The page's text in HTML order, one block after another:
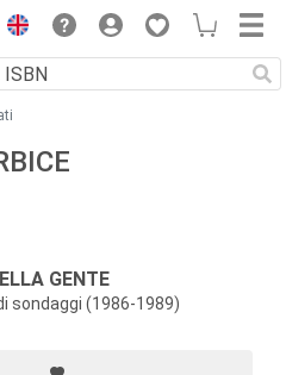
GENTE
sondaggi (1986-1989)